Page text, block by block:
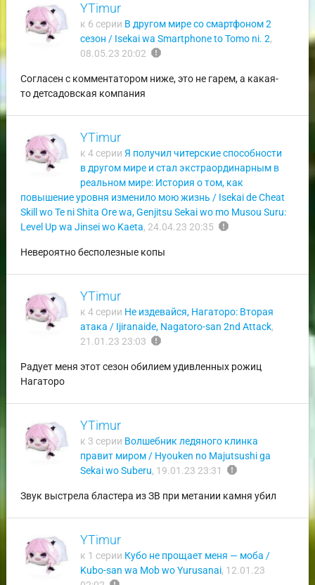
YTimur
к 6 серии В другом мире со смартфоном 2
сезон / Isekai wa Smartphone to Tomo ni. 2,
08.05.23 20:02 report
Согласен с комментатором ниже, это не гарем, а какая-
то детсадовская компания
YTimur
к 4 серии Я получил читерские способности
в другом мире и стал экстраординарным в
реальном мире: История о том, как
повышение уровня изменило мою жизнь / Isekai de Cheat
Skill wo Te ni Shita Ore wa, Genjitsu Sekai wo mo Musou Suru:
Level Up wa Jinsei wo Kaeta, 24.04.23 20:35 report
Невероятно бесполезные копы
YTimur
к 4 серии Не издевайся, Нагаторо: Вторая
атака / Ijiranaide, Nagatoro-san 2nd Attack,
21.01.23 23:03 report
Радует меня этот сезон обилием удивленных рожиц
Нагаторо
YTimur
к 3 серии Волшебник ледяного клинка
правит миром / Hyouken no Majutsushi ga
Sekai wo Suberu, 19.01.23 23:31 report
Звук выстрела бластера из ЗВ при метании камня убил
YTimur
к 1 серии Кубо не прощает меня — моба /
Kubo-san wa Mob wo Yurusanai, 12.01.23